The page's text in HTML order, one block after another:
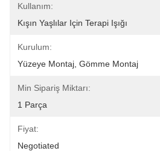
Kullanım:
Kışın Yaşlılar Için Terapi Işığı
Kurulum:
Yüzeye Montaj, Gömme Montaj
Min Sipariş Miktarı:
1 Parça
Fiyat:
Negotiated